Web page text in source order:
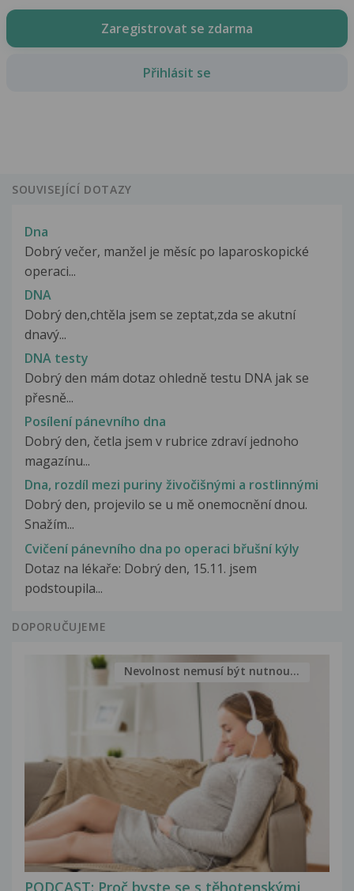
Zaregistrovat se zdarma
Přihlásit se
SOUVISEJÍCÍ DOTAZY
Dna
Dobrý večer, manžel je měsíc po laparoskopické
operaci...
DNA
Dobrý den,chtěla jsem se zeptat,zda se akutní
dnavý...
DNA testy
Dobrý den mám dotaz ohledně testu DNA jak se
přesně...
Posílení pánevního dna
Dobrý den, četla jsem v rubrice zdraví jednoho
magazínu...
Dna, rozdíl mezi puriny živočišnými a rostlinnými
Dobrý den, projevilo se u mě onemocnění dnou.
Snažím...
Cvičení pánevního dna po operaci břušní kýly
Dotaz na lékaře: Dobrý den, 15.11. jsem
podstoupila...
DOPORUČUJEME
Nevolnost nemusí být nutnou...